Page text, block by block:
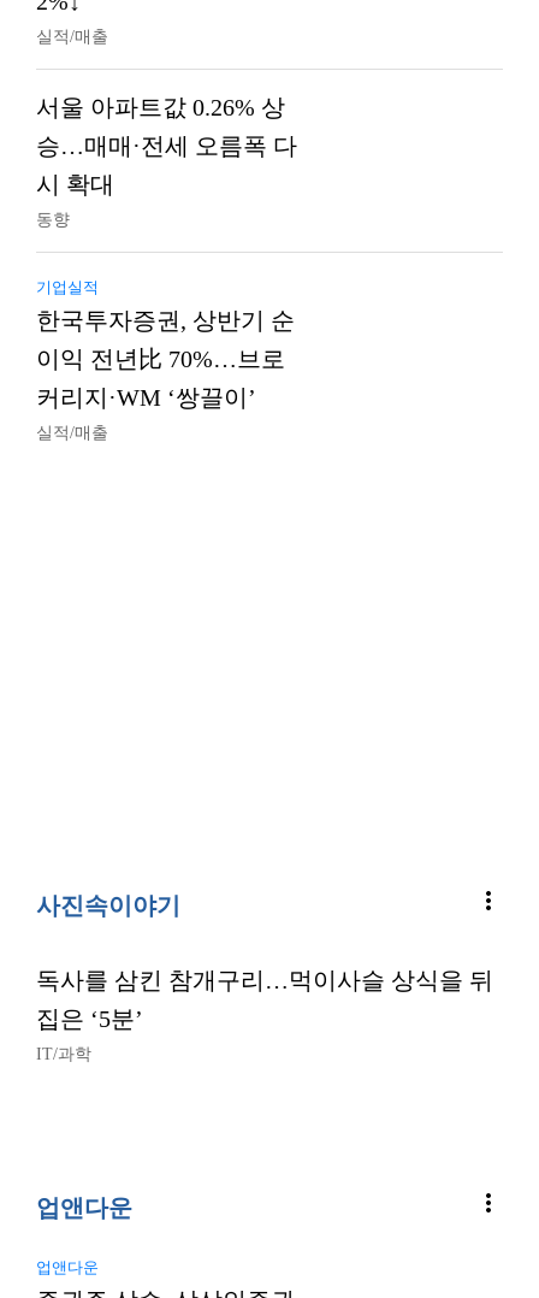
실적/매출
서울 아파트값 0.26% 상
승…매매·전세 오름폭 다
시 확대
동향
기업실적
한국투자증권, 상반기 순
이익 전년比 70%…브로
커리지·WM ‘쌍끌이’
실적/매출
사진속이야기 more_vert
독사를 삼킨 참개구리…먹이사슬 상식을 뒤
집은 ‘5분’
IT/과학
업앤다운 more_vert
업앤다운